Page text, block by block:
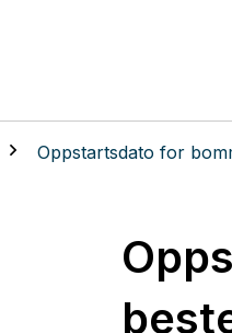
Oppstartsdato for